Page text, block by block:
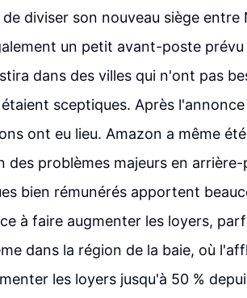
diviser son nouveau siège entre
un petit avant-poste prévu
dans des villes qui n'ont pas
sceptiques. Après
ont eu lieu. Amazon a même
des problèmes majeurs en
bien rémunérés apportent
à faire augmenter les loyers,
dans la région de la baie, où
les loyers jusqu'à 50 %